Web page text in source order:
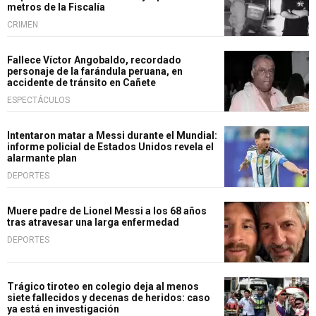
metros de la Fiscalía
CRIMEN
Fallece Víctor Angobaldo, recordado
personaje de la farándula peruana, en
accidente de tránsito en Cañete
ESPECTÁCULOS
Intentaron matar a Messi durante el Mundial:
informe policial de Estados Unidos revela el
alarmante plan
DEPORTES
Muere padre de Lionel Messi a los 68 años
tras atravesar una larga enfermedad
DEPORTES
Trágico tiroteo en colegio deja al menos
siete fallecidos y decenas de heridos: caso
ya está en investigación